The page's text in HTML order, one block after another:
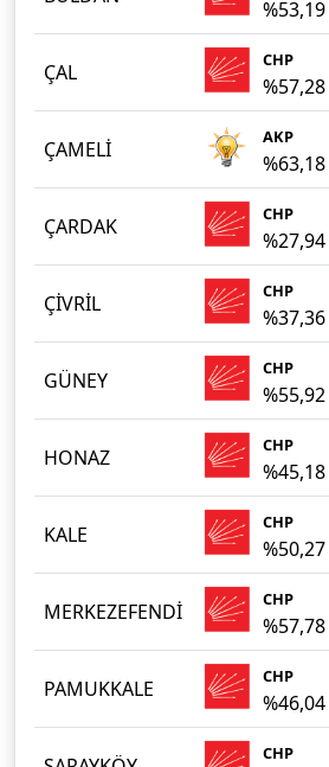
%53,19
ÇAL CHP
%57,28
ÇAMELİ AKP
%63,18
ÇARDAK CHP
%27,94
ÇİVRİL CHP
%37,36
GÜNEY CHP
%55,92
HONAZ CHP
%45,18
KALE CHP
%50,27
MERKEZEFENDİ CHP
%57,78
PAMUKKALE CHP
%46,04
CHP